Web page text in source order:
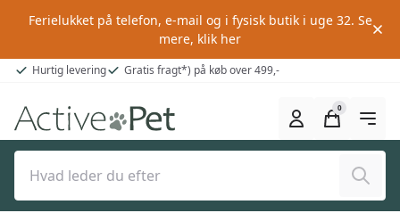
Ferielukket på telefon, e-mail og i fysisk butik i uge 32. Se
mere, klik her
Hurtig levering Gratis fragt*) på køb over 499,-
Søg
0